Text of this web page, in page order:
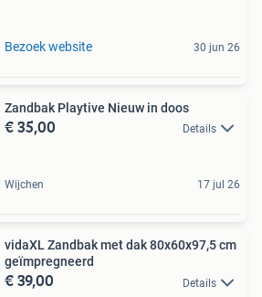
Bezoek website 30 jun 26
Zandbak Playtive Nieuw in doos
€ 35,00 Details
Wijchen 17 jul 26
vidaXL Zandbak met dak 80x60x97,5 cm
geïmpregneerd
€ 39,00 Details